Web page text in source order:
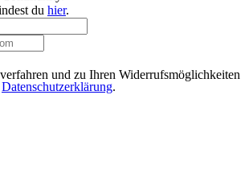
du hier.
und zu Ihren Widerrufsmöglichkeiten
Datenschutzerklärung.